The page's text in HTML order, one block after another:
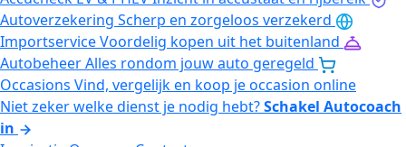
Autoverzekering Scherp en zorgeloos verzekerd
ImportserviceVoordelig kopen uit het buitenland
AutobeheerAlles rondom jouw auto geregeld
Occasions Vind, vergelijk en koop je occasion online
Niet zeker welke dienst je nodig hebt?Schakel Autocoach
in